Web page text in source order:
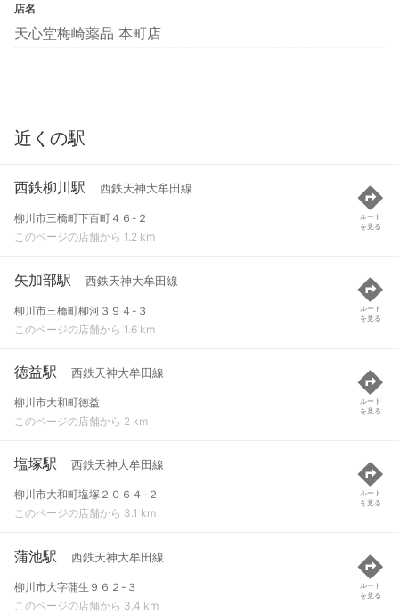
店名
天心堂梅崎薬品 本町店
近くの駅
西鉄柳川駅 西鉄天神大牟田線
柳川市三橋町下百町４６-２
このページの店舗から 1.2 km
ルート
を見る
矢加部駅 西鉄天神大牟田線
柳川市三橋町柳河３９４-３
このページの店舗から 1.6 km
ルート
を見る
徳益駅 西鉄天神大牟田線
柳川市大和町徳益
このページの店舗から 2 km
ルート
を見る
塩塚駅 西鉄天神大牟田線
柳川市大和町塩塚２０６４-２
このページの店舗から 3.1 km
ルート
を見る
蒲池駅 西鉄天神大牟田線
柳川市大字蒲生９６２-３
このページの店舗から 3.4 km
ルート
を見る